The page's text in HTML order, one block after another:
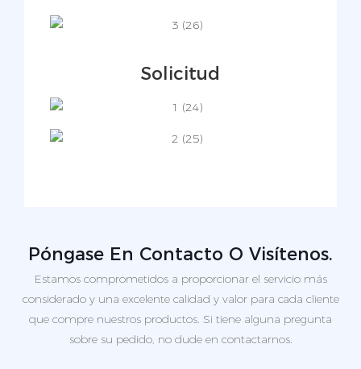
Solicitud
Póngase En Contacto O Visítenos.
Estamos comprometidos a proporcionar el servicio más
considerado y una excelente calidad y valor para cada cliente
que compre nuestros productos. Si tiene alguna pregunta
sobre su pedido, no dude en contactarnos.